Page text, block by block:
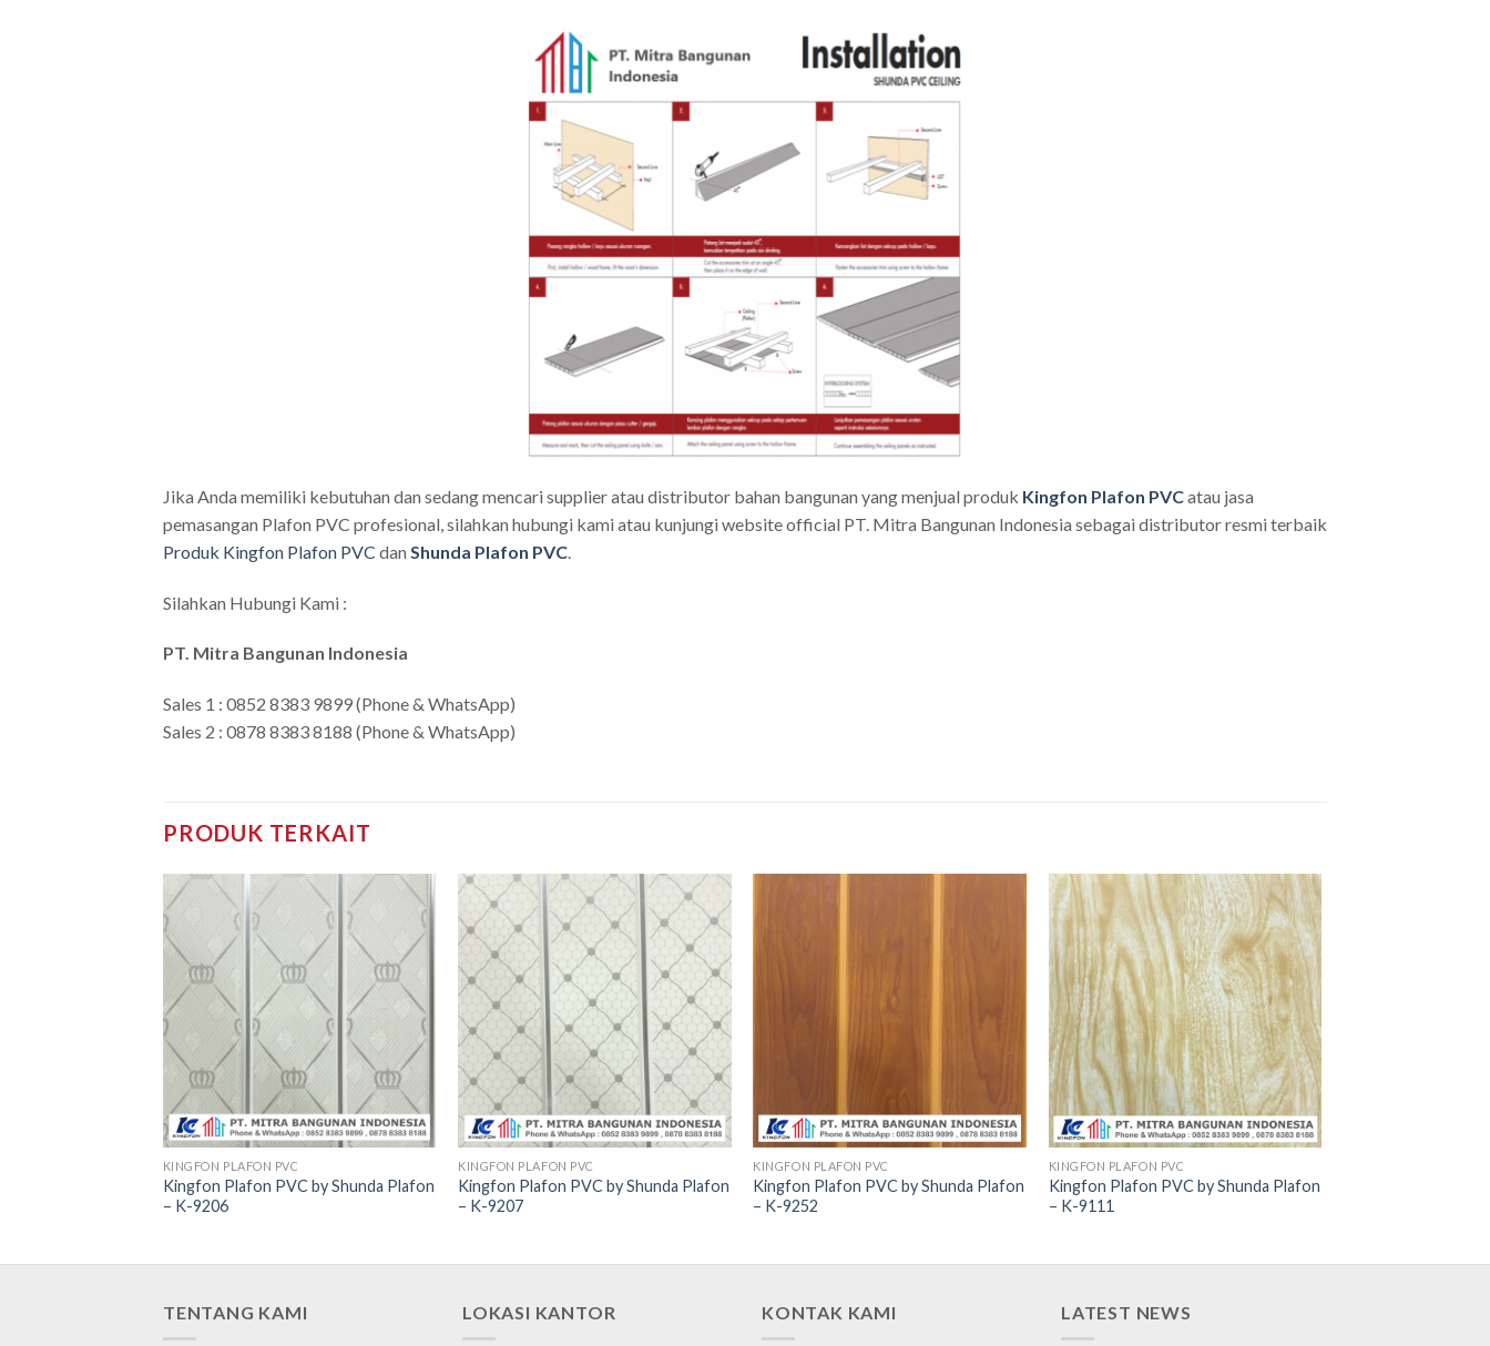
Jika Anda memiliki kebutuhan dan sedang mencari supplier atau distributor bahan bangunan yang menjual produk Kingfon Plafon PVCatau jasa
pemasangan Plafon PVC profesional, silahkan hubungi kami atau kunjungi website official PT. Mitra Bangunan Indonesia sebagai distributor resmi terbaik
Produk Kingfon Plafon PVC dan Shunda Plafon PVC.
Silahkan Hubungi Kami :
PT. Mitra Bangunan Indonesia
Sales 1 : 0852 8383 9899 (Phone & WhatsApp)
Sales 2 : 0878 8383 8188 (Phone & WhatsApp)
PRODUK TERKAIT
KINGFON PLAFON PVC
Kingfon Plafon PVC by Shunda Plafon
– K-9206
KINGFON PLAFON PVC
Kingfon Plafon PVC by Shunda Plafon
– K-9207
KINGFON PLAFON PVC
Kingfon Plafon PVC by Shunda Plafon
– K-9252
KINGFON PLAFON PVC
Kingfon Plafon PVC by Shunda Plafon
– K-9111
TENTANG KAMI LOKASI KANTOR KONTAK KAMI LATEST NEWS